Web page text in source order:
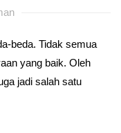
beda. Tidak semua
yang baik. Oleh
jadi salah satu